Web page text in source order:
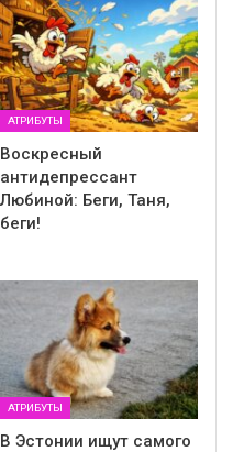
АТРИБУТЫ
Воскресный
антидепрессант
Любиной: Беги, Таня,
беги!
АТРИБУТЫ
В Эстонии ищут самого